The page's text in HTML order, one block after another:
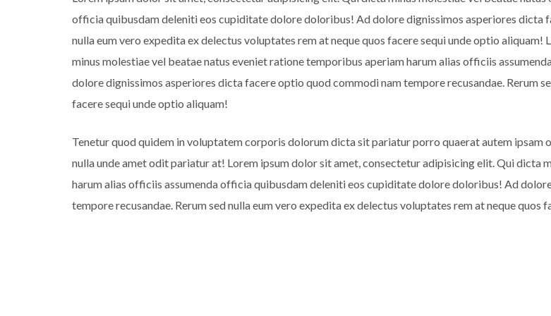
officia quibusdam deleniti eos cupiditate dolore doloribus! Ad dolore dignissimos asperiores dicta
nulla eum vero expedita ex delectus voluptates rem at neque quos facere sequi unde optio
minus molestiae vel beatae natus eveniet ratione temporibus aperiam harum alias officiis
dolore dignissimos asperiores dicta facere optio quod commodi nam tempore recusandae. Rerum
facere sequi unde optio aliquam!
Tenetur quod quidem in voluptatem corporis dolorum dicta sit pariatur porro quaerat autem
nulla unde amet odit pariatur at! Lorem ipsum dolor sit amet, consectetur adipisicing elit. Qui dicta
harum alias officiis assumenda officia quibusdam deleniti eos cupiditate dolore doloribus! Ad
tempore recusandae. Rerum sed nulla eum vero expedita ex delectus voluptates rem at neque quos